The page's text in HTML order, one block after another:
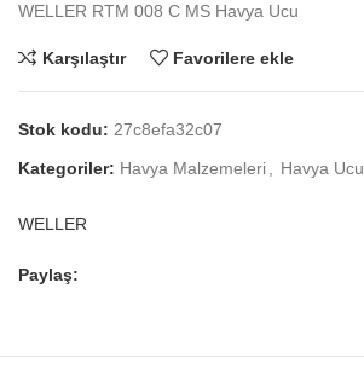
WELLER RTM 008 C MS Havya Ucu
Karşılaştır Favorilere ekle
Stok kodu: 27c8efa32c07
Kategoriler: Havya Malzemeleri Havya Ucu
WELLER
Paylaş: